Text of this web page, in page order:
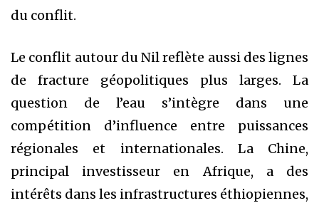
du conflit.
Le conflit autour du Nil reflète aussi des lignes
de fracture géopolitiques plus larges. La
question de l’eau s’intègre dans une
compétition d’influence entre puissances
régionales et internationales. La Chine,
principal investisseur en Afrique, a des
intérêts dans les infrastructures éthiopiennes,